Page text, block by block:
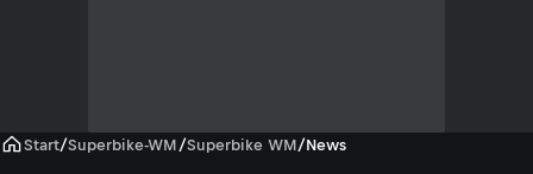
Start/Superbike-WM /Superbike WM/News